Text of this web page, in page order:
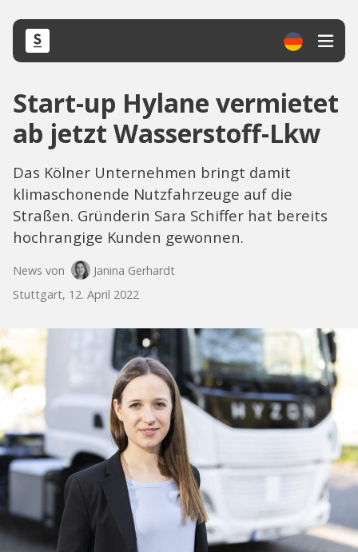
Start-up Hylane vermietet
ab jetzt Wasserstoff-Lkw
Das Kölner Unternehmen bringt damit
klimaschonende Nutzfahrzeuge auf die
Straßen. Gründerin Sara Schiffer hat bereits
hochrangige Kunden gewonnen.
News von
Janina Gerhardt
Stuttgart, 12. April 2022